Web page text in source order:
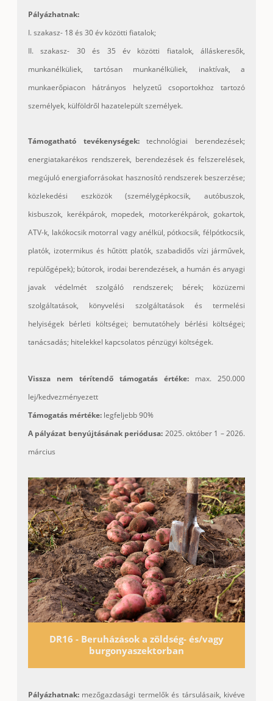
Pályázhatnak:
I. szakasz- 18 és 30 év közötti fiatalok;
II. szakasz- 30 és 35 év közötti fiatalok, álláskeresők,
munkanélküliek, tartósan munkanélküliek, inaktívak, a
munkaerőpiacon hátrányos helyzetű csoportokhoz tartozó
személyek, külföldről hazatelepült személyek.
Támogatható tevékenységek:technológiai berendezések;
energiatakarékos rendszerek, berendezések és felszerelések,
megújuló energiaforrásokat hasznosító rendszerek beszerzése;
közlekedési eszközök (személygépkocsik, autóbuszok,
kisbuszok, kerékpárok, mopedek, motorkerékpárok, gokartok,
ATV-k, lakókocsik motorral vagy anélkül, pótkocsik, félpótkocsik,
platók, izotermikus és hűtött platók, szabadidős vízi járművek,
repülőgépek); bútorok, irodai berendezések, a humán és anyagi
javak védelmét szolgáló rendszerek; bérek; közüzemi
szolgáltatások, könyvelési szolgáltatások és termelési
helyiségek bérleti költségei; bemutatóhely bérlési költségei;
tanácsadás; hitelekkel kapcsolatos pénzügyi költségek.
Vissza nem térítendő támogatás értéke: max. 250.000
lej/kedvezményezett
Támogatás mértéke: legfeljebb 90%
A pályázat benyújtásának periódusa: 2025. október 1 – 2026.
március
DR16 - Beruházások a zöldség- és/vagy
burgonyaszektorban
Pályázhatnak: mezőgazdasági termelők és társulásaik, kivéve